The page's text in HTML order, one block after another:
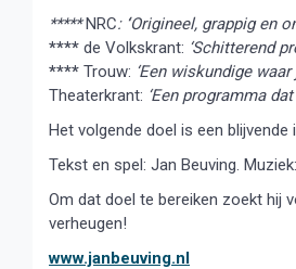
*****NRC: ‘Origineel, grappig en
**** de Volkskrant: ‘Schitterend
**** Trouw: ‘Een wiskundige
Theaterkrant: ‘Een programma
Het volgende doel is een blijvende
Tekst en spel: Jan Beuving.
Om dat doel te bereiken zoekt hij
verheugen!
www.janbeuving.nl